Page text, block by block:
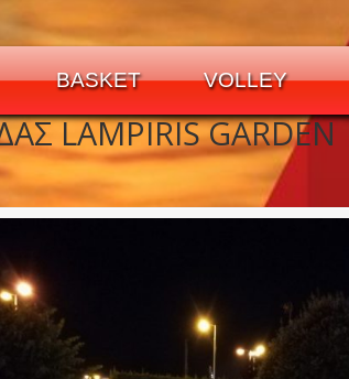
BASKET VOLLEY
LAMPIRIS GARDEN